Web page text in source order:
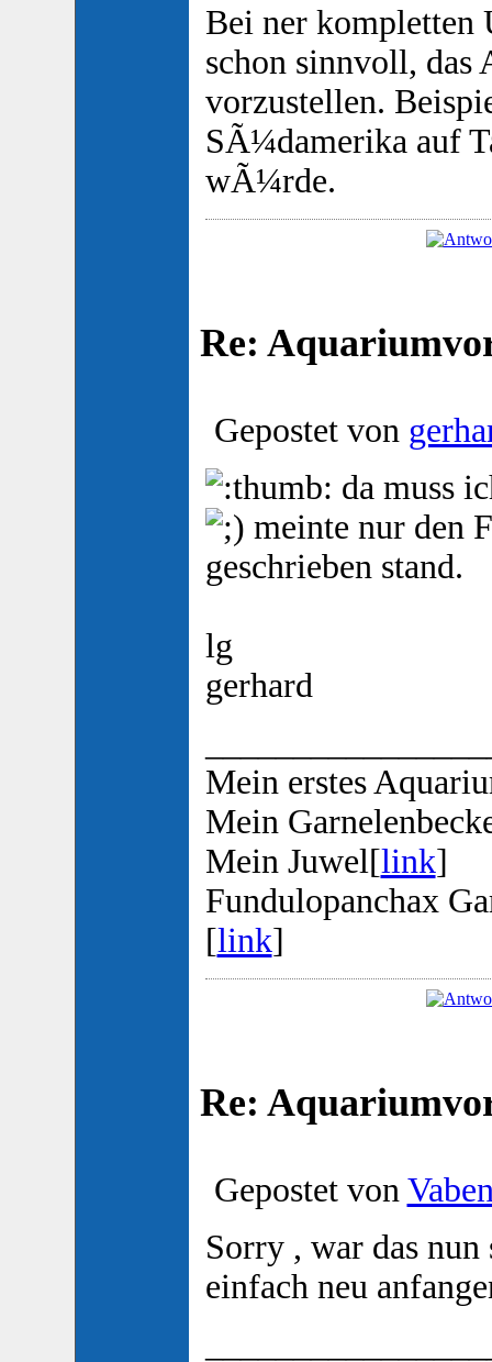
Bei ner kompletten
schon sinnvoll, das
vorzustellen.
SÃ¼damerika auf
wÃ¼rde.
Re:
Gepostet von
da muss
meinte nur den
geschrieben stand.
lg
gerhard
Mein erstes
Mein
Mein Juwel[link]
Fundulopanchax
[link]
Re:
Gepostet von
Sorry , war das
einfach neu